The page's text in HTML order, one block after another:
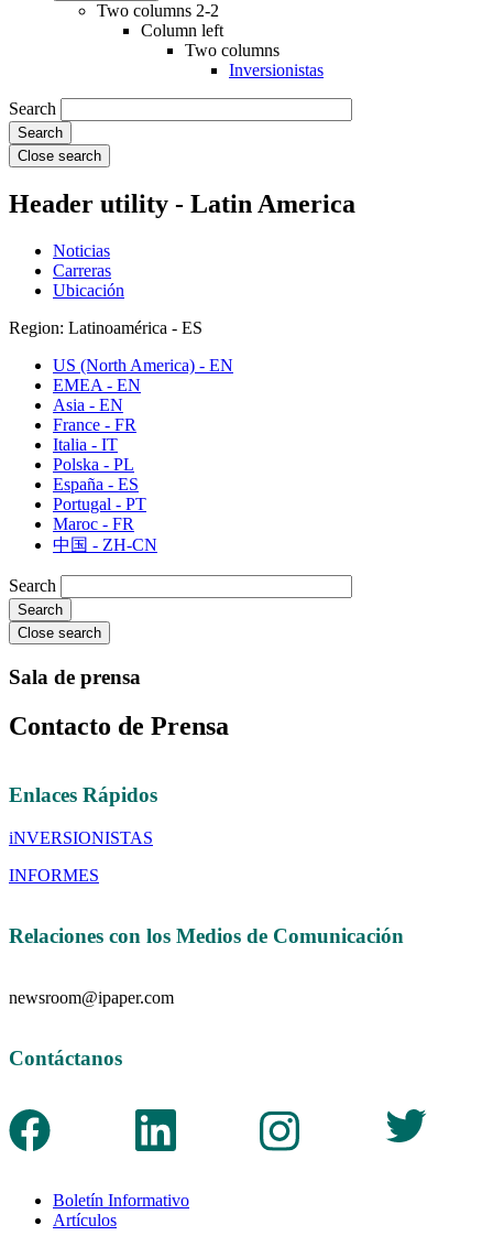
Two columns 2-2
Column left
Two columns
Inversionistas
Search
Close search
Header utility - Latin America
Noticias
Carreras
Ubicación
Region: Latinoamérica - ES
US (North America) - EN
EMEA - EN
Asia - EN
France - FR
Italia - IT
Polska - PL
España - ES
Portugal - PT
Maroc - FR
中国 - ZH-CN
Search
Close search
Sala de prensa
Contacto de Prensa
Enlaces Rápidos
iNVERSIONISTAS
INFORMES
Relaciones con los Medios de Comunicación
newsroom@ipaper.com
Contáctanos
Boletín Informativo
Artículos